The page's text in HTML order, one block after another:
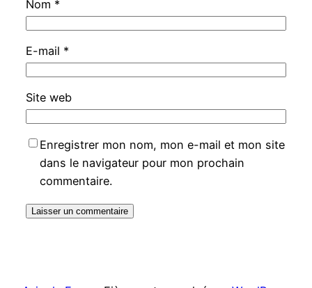
Nom *
E-mail *
Site web
Enregistrer mon nom, mon e-mail et mon site
dans le navigateur pour mon prochain
commentaire.